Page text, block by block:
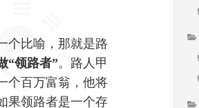
个比喻，那就是路
“领路者”。路人甲
个百万富翁，他将
果领路者是一个存